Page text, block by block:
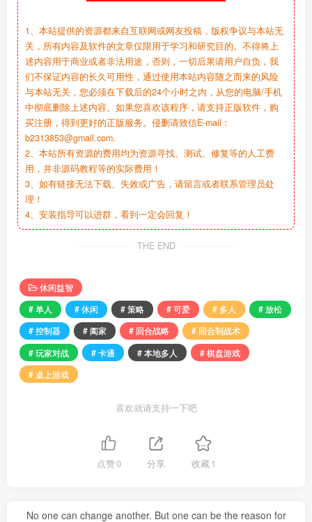
1、本站提供的资源都来自互联网或网友投稿，版权争议与本站无
关，所有内容及软件的文章仅限用于学习和研究目的。不得将上
述内容用于商业或者非法用途，否则，一切后果请用户自负，我
们不保证内容的长久可用性，通过使用本站内容随之而来的风险
与本站无关，您必须在下载后的24个小时之内，从您的电脑/手机
中彻底删除上述内容。如果您喜欢该程序，请支持正版软件，购
买注册，得到更好的正版服务。侵删请致信E-mail：
b2313853@gmail.com.
2、本站所有资源的费用均为资源寻找、测试、修复等的人工费
用，并非源码教程等的实际费用！
3、如有链接无法下载、失效或广告，请留言或者联系管理员处
理！
4、安装指导可以进群，看到一定会回复！
THE END
休闲益智
# 单人
# 休闲 # 策略 # 可爱 # 多人
# 放松
# 控制器
# 阖家 # 回合战略
# 回合制战术
# 玩家对战
# 卡通 # 本地多人
# 棋盘游戏
# 桌上游戏
喜欢就请支持一下吧
点赞0 分享 收藏1
No one can change another. But one can be the reason for